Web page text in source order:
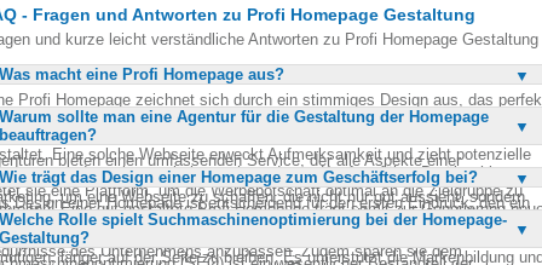
- Fragen und Antworten zu Profi Homepage Gestaltung
und kurze leicht verständliche Antworten zu Profi Homepage Gestaltung
Was macht eine Profi Homepage aus?
Profi Homepage zeichnet sich durch ein stimmiges Design aus, das
das Corporate Design des Unternehmens angepasst ist. Sie wird auf einem
technischen Niveau programmiert und ist suchmaschinenfreundlich
Eine solche Webseite erweckt Aufmerksamkeit und zieht potenzielle
an, indem sie neugierig macht und zum Kauf verführt. Darüber hinaus
sie eine Plattform, um die Werbebotschaft optimal an die Zielgruppe zu
Eine gut gestaltete Profi Homepage trägt somit zur Generierung
und zur Stärkung der Kundenbindung bei.
Warum sollte man eine Agentur für die Gestaltung der Homepage
beauftragen?
bieten einen umfassenden Service, der alle Aspekte einer
Homepage-Gestaltung abdeckt. Sie kombinieren Design und
um eine Webseite zu schaffen, die nicht nur gut aussieht, sondern
effektiv ist. Agenturen verfügen über das nötige Know-how und die
um individuelle Anforderungen zu erfüllen und die Webseite an die
des Unternehmens anzupassen. Zudem sparen sie dem
Wie trägt das Design einer Homepage zum Geschäftserfolg bei?
Design einer Homepage ist entscheidend für den ersten Eindruck, den ein
von einem Unternehmen erhält. Ein ansprechendes und
Design kann das Vertrauen der Besucher gewinnen und sie dazu
länger auf der Seite zu bleiben. Es unterstützt die Markenbildung
Welche Rolle spielt Suchmaschinenoptimierung bei der Homepage-
Gestaltung?